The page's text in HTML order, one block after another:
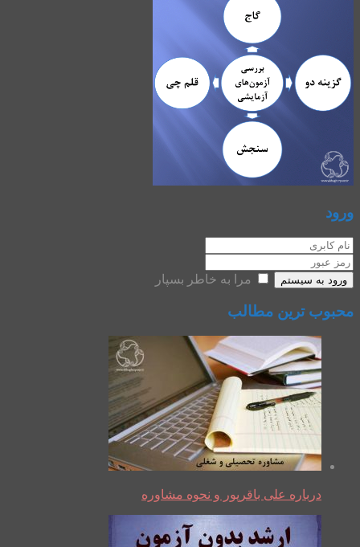
ورود
ورود به سیستم مرا به خاطر بسپار
محبوب ترین مطالب
درباره علی باقرپور و نحوه مشاوره